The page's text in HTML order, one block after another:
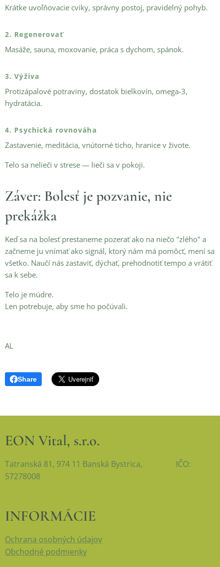
Krátke uvoľňovacie cviky, správny postoj, pravidelný pohyb.
2. Regenerovať
Masáže, sauna, moxovanie, práca s dychom, spánok.
3. Výživa
Protizápalové potraviny, dostatok bielkovín, omega-3,
hydratácia.
4. Psychická rovnováha
Zastavenie, meditácia, vnútorné ticho, hranice v živote.
Telo sa nelieči v strese — lieči sa v pokoji.
Záver: Bolesť je pozvanie, nie
prekážka
Keď sa na bolesť prestaneme pozerať ako na niečo "zlého" a
začneme ju vnímať ako signál, ktorý nám má pomôcť, mení sa
všetko. Naučí nás zastaviť, dýchať, prehodnotiť tempo a vrátiť
sa k sebe.
Telo je múdre.
Len potrebuje, aby sme ho počúvali.
AL
Share
EON Vital, s.r.o.
Tatranská 81, 974 11 Banská Bystrica, IČO:
57278008
INFORMÁCIE
Ochrana osobných údajov
Obchodné podmienky